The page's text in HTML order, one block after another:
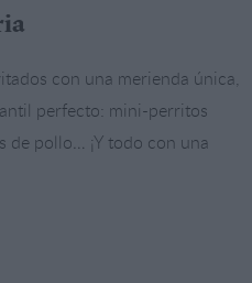
con una merienda única,
perfecto: mini-perritos
de pollo… ¡Y todo con una